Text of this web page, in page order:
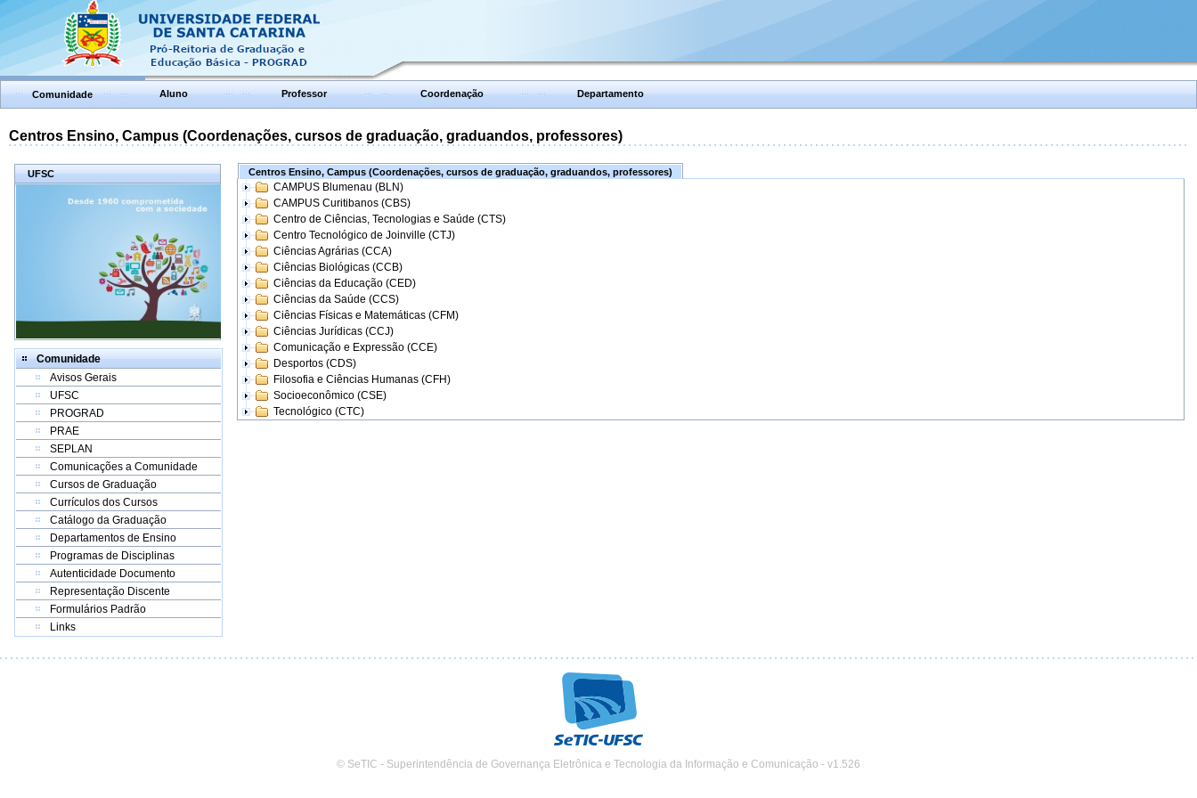
Comunidade Aluno Professor Coordenação Departamento
Centros Ensino, Campus (Coordenações, cursos de graduação, graduandos, professores)
UFSC
Comunidade
Avisos Gerais
UFSC
PROGRAD
PRAE
SEPLAN
Comunicações a Comunidade
Cursos de Graduação
Currículos dos Cursos
Catálogo da Graduação
Departamentos de Ensino
Programas de Disciplinas
Autenticidade Documento
Representação Discente
Formulários Padrão
Links
Centros Ensino, Campus (Coordenações, cursos de graduação, graduandos, professores)
CAMPUS Blumenau (BLN)
CAMPUS Curitibanos (CBS)
Centro de Ciências, Tecnologias e Saúde (CTS)
Centro Tecnológico de Joinville (CTJ)
Ciências Agrárias (CCA)
Ciências Biológicas (CCB)
Ciências da Educação (CED)
Ciências da Saúde (CCS)
Ciências Físicas e Matemáticas (CFM)
Ciências Jurídicas (CCJ)
Comunicação e Expressão (CCE)
Desportos (CDS)
Filosofia e Ciências Humanas (CFH)
Socioeconômico (CSE)
Tecnológico (CTC)
© SeTIC - Superintendência de Governança Eletrônica e Tecnologia da Informação e Comunicação - v1.526